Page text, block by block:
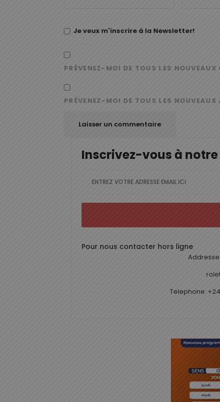
Je veux m'inscrire à la Newsletter!
PRÉVENEZ-MOI DE TOUS LES
PRÉVENEZ-MOI DE TOUS LES
Inscrivez-vous à
Pour nous contacter hors ligne
Telephone: